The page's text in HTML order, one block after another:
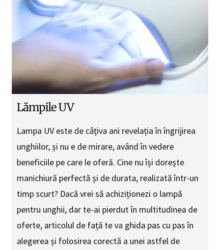
Lămpile UV
Lampa UV este de câțiva ani revelația în îngrijirea
unghiilor, și nu e de mirare, având în vedere
beneficiile pe care le oferă. Cine nu își dorește
manichiură perfectă și de durata, realizată într-un
timp scurt? Dacă vrei să achiziționezi o lampă
pentru unghii, dar te-ai pierdut în multitudinea de
oferte, articolul de față te va ghida pas cu pas în
alegerea și folosirea corectă a unei astfel de